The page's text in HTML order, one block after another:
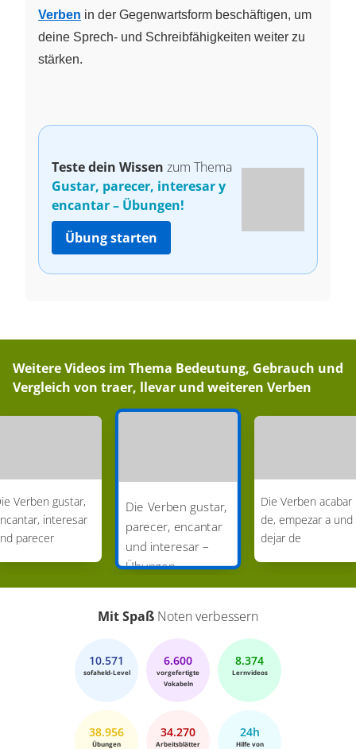
Verben in der Gegenwartsform beschäftigen, um
deine Sprech- und Schreibfähigkeiten weiter zu
stärken.
Teste dein Wissen zum Thema
Gustar, parecer, interesar y
encantar – Übungen!
Übung starten
Weitere Videos im Thema Bedeutung, Gebrauch und
Vergleich von traer, llevar und weiteren Verben
Verben gustar,
interesar
parecer
Die Verben gustar,
parecer, encantar
und interesar –
Übungen
Die Verben acabar
de, empezar a und
dejar de
Mit Spaß Noten verbessern
10.571
sofaheld-Level
6.600
vorgefertigte
Vokabeln
8.374
Lernvideos
38.956
Übungen
34.270
Arbeitsblätter
24h
Hilfe von